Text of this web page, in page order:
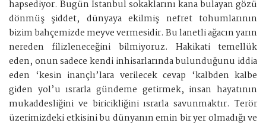
hapsediyor. Bugün İstanbul sokaklarını kana bulayan gözü
dönmüş şiddet, dünyaya ekilmiş nefret tohumlarının
bizim bahçemizde meyve vermesidir. Bu lanetli ağacın yarın
nereden filizleneceğini bilmiyoruz. Hakikati temellük
eden, onun sadece kendi inhisarlarında bulunduğunu iddia
eden ‘kesin inançlı’lara verilecek cevap ‘kalbden kalbe
giden yol’u ısrarla gündeme getirmek, insan hayatının
mukaddesliğini ve biricikliğini ısrarla savunmaktır. Terör
üzerimizdeki etkisini bu dünyanın emin bir yer olmadığı ve